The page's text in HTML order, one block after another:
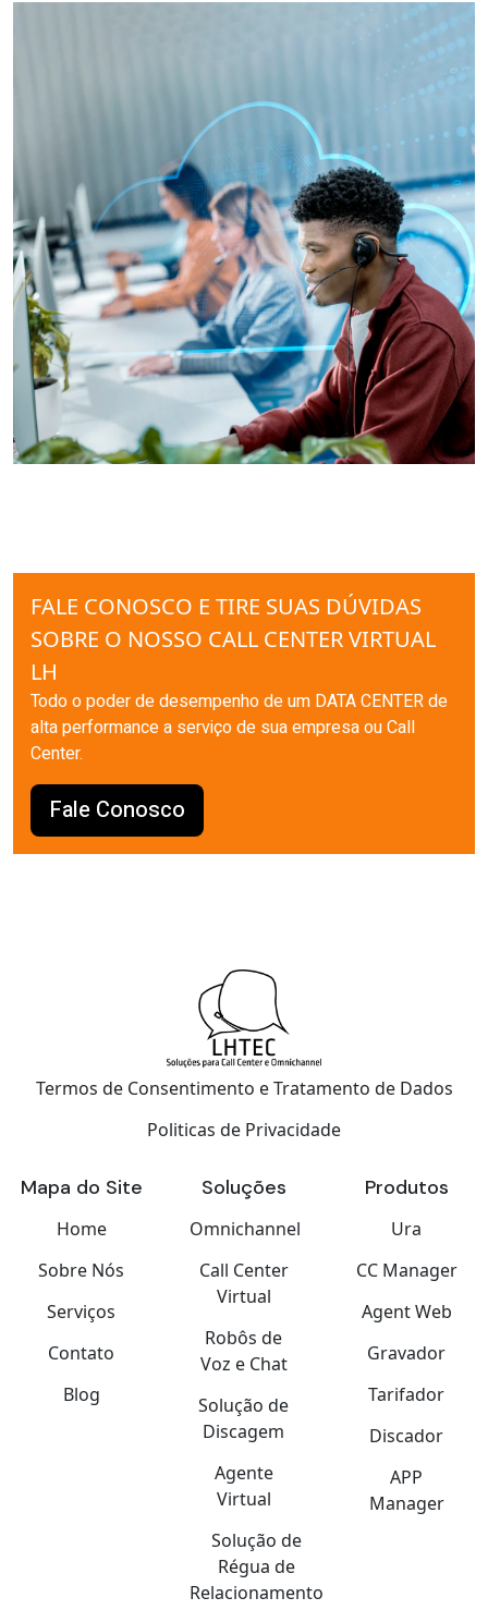
FALE CONOSCO E TIRE SUAS DÚVIDAS
SOBRE O NOSSO CALL CENTER VIRTUAL
LH
Todo o poder de desempenho de um DATA CENTER de
alta performance a serviço de sua empresa ou Call
Center.
Fale Conosco
Termos de Consentimento e Tratamento de Dados
Politicas de Privacidade
Mapa do Site
Home
Sobre Nós
Serviços
Contato
Blog
Soluções
Omnichannel
Call Center
Virtual
Robôs de
Voz e Chat
Solução de
Discagem
Agente
Virtual
Solução de
Régua de
Relacionamento
Produtos
Ura
CC Manager
Agent Web
Gravador
Tarifador
Discador
APP
Manager